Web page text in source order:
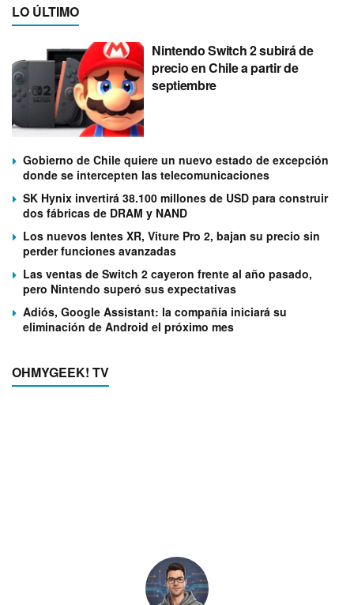
LO ÚLTIMO
Nintendo Switch 2 subirá de
precio en Chile a partir de
septiembre
Gobierno de Chile quiere un nuevo estado de excepción
donde se intercepten las telecomunicaciones
SK Hynix invertirá 38.100 millones de USD para construir
dos fábricas de DRAM y NAND
Los nuevos lentes XR, Viture Pro 2, bajan su precio sin
perder funciones avanzadas
Las ventas de Switch 2 cayeron frente al año pasado,
pero Nintendo superó sus expectativas
Adiós, Google Assistant: la compañía iniciará su
eliminación de Android el próximo mes
OHMYGEEK! TV